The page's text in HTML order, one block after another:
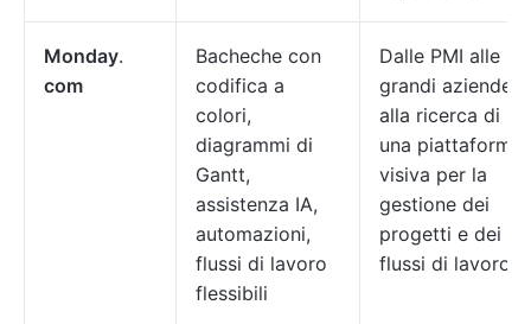
Monday.
com
Bacheche con
codifica a
colori,
diagrammi di
Gantt,
assistenza IA,
automazioni,
flussi di lavoro
flessibili
Dalle PMI alle
grandi aziende
alla ricerca di
una piattaforma
visiva per la
gestione dei
progetti e dei
flussi di lavoro